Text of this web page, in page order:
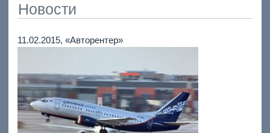
Новости
11.02.2015, «Авторентер»